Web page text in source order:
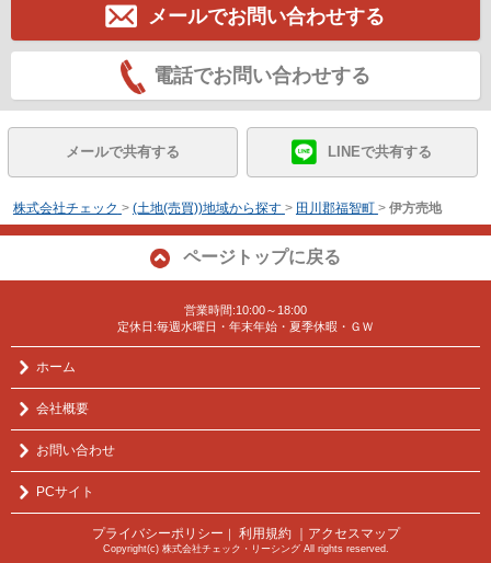
メールでお問い合わせする
電話でお問い合わせする
メールで共有する LINEで共有する
株式会社チェック > (土地(売買))地域から探す > 田川郡福智町 > 伊方売地
ページトップに戻る
営業時間:10:00～18:00
定休日:毎週水曜日・年末年始・夏季休暇・ＧＷ
ホーム
会社概要
お問い合わせ
PCサイト
プライバシーポリシー ｜ 利用規約 ｜アクセスマップ
Copyright(c) 株式会社チェック・リーシング All rights reserved.